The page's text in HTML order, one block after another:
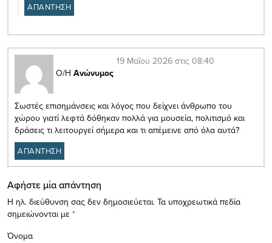
ΑΠΑΝΤΗΣΗ
Ο/Η Ανώνυμος
19 Μαΐου 2026 στις 08:40
Σωστές επισημάνσεις και λόγος που δείχνει άνθρωπο του
χώρου γιατί λεφτά δόθηκαν πολλά για μουσεία, πολιτισμό και
δράσεις τι λειτουργεί σήμερα και τι απέμεινε από όλα αυτά?
ΑΠΑΝΤΗΣΗ
Αφήστε μία απάντηση
Η ηλ. διεύθυνση σας δεν δημοσιεύεται. Τα υποχρεωτικά πεδία
σημειώνονται με *
Όνομα